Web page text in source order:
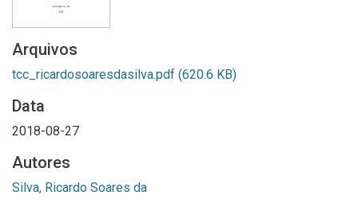
Arquivos
tcc_ricardosoaresdasilva.pdf (620.6 KB)
Data
2018-08-27
Autores
Silva, Ricardo Soares da